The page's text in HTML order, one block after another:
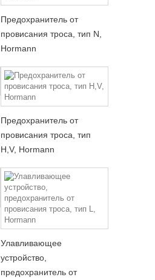
Предохранитель от
провисания троса, тип N,
Hormann
Предохранитель от
провисания троса, тип
H,V, Hormann
Улавливающее
устройство,
предохранитель от